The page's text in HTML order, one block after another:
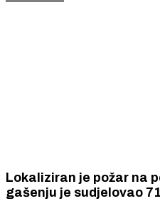
Lokaliziran je požar na
gašenju je sudjelovao